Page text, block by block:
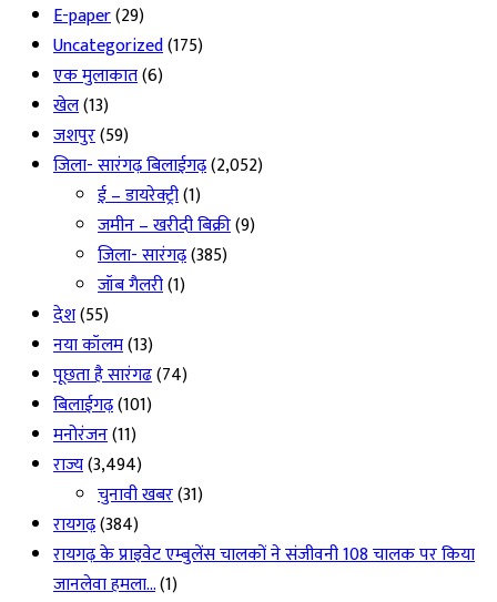
E-paper(29)
Uncategorized(175)
एक मुलाकात(6)
खेल(13)
जशपुर(59)
जिला- सारंगढ़ बिलाईगढ़(2,052)
ई – डायरेक्ट्री(1)
जमीन – खरीदी बिक्री(9)
जिला- सारंगढ़(385)
जॉब गैलरी(1)
देश(55)
नया कॉलम(13)
पूछता है सारंगढ(74)
बिलाईगढ़(101)
मनोरंजन(11)
राज्य(3,494)
चुनावी खबर(31)
रायगढ़(384)
रायगढ़ के प्राइवेट एम्बुलेंस चालकों ने संजीवनी 108 चालक पर किया
जानलेवा हमला…(1)